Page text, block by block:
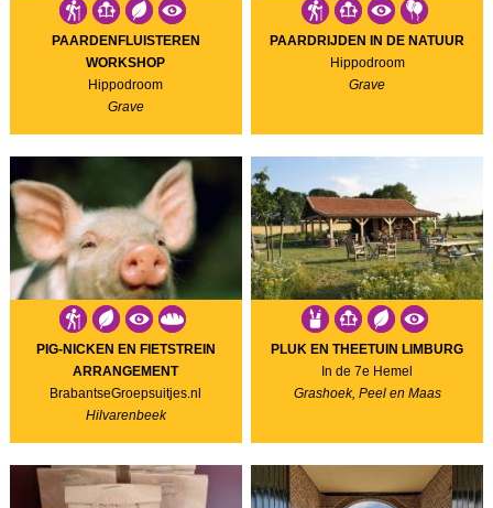
PAARDENFLUISTEREN
WORKSHOP
Hippodroom
Grave
PAARDRIJDEN IN DE NATUUR
Hippodroom
Grave
PIG-NICKEN EN FIETSTREIN
ARRANGEMENT
BrabantseGroepsuitjes.nl
Hilvarenbeek
PLUK EN THEETUIN LIMBURG
In de 7e Hemel
Grashoek, Peel en Maas